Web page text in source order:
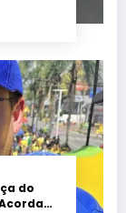
do